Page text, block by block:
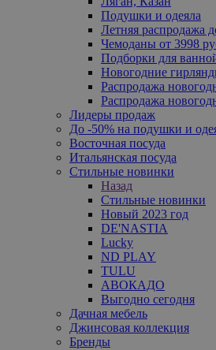
Подушки и одеяла
Летняя распродажа
Чемоданы от 3998
Подборки для
Новогодние
Распродажа
Распродажа
Лидеры продаж
До -50% на подушки и
Восточная посуда
Итальянская посуда
Стильные новинки
Назад
Стильные новинки
Новый 2023 год
DE'NASTIA
Lucky
ND PLAY
TULU
АВОКАДО
Выгодно сегодня
Дачная мебель
Джинсовая коллекция
Бренды